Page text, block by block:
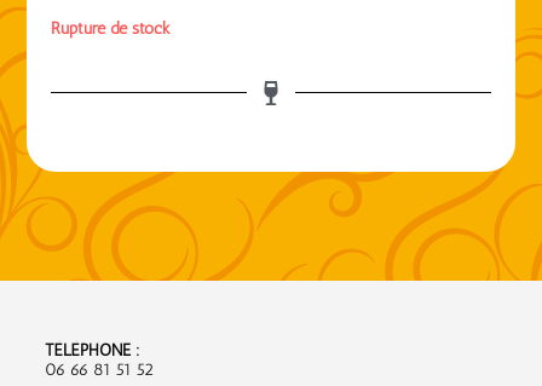
Rupture de stock
TÉLÉPHONE :
06 66 81 51 52